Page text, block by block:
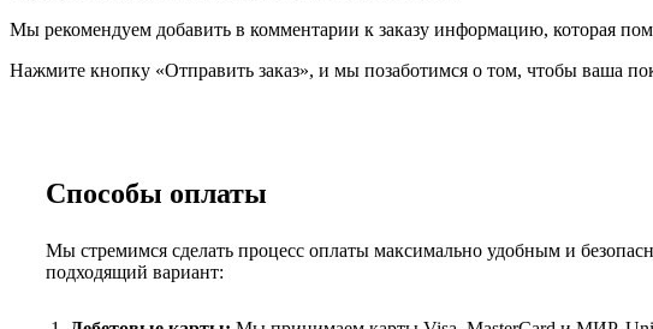
Мы рекомендуем добавить в комментарии к заказу информацию, которая
Нажмите кнопку «Отправить заказ», и мы позаботимся о том, чтобы ваша
Способы оплаты
Мы стремимся сделать процесс оплаты максимально удобным и
подходящий вариант: